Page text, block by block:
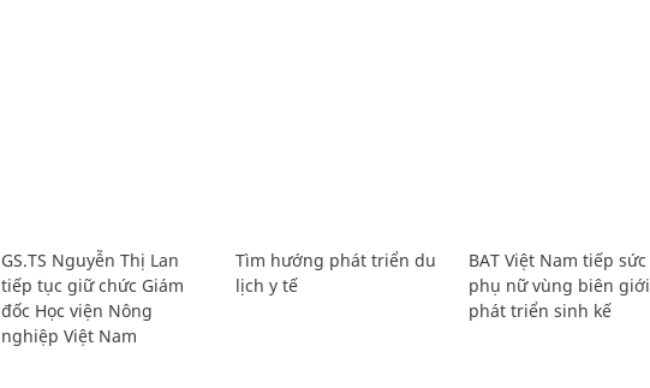
GS.TS Nguyễn Thị Lan
tiếp tục giữ chức Giám
đốc Học viện Nông
nghiệp Việt Nam
Tìm hướng phát triển du
lịch y tế
BAT Việt Nam tiếp sức
phụ nữ vùng biên giới
phát triển sinh kế